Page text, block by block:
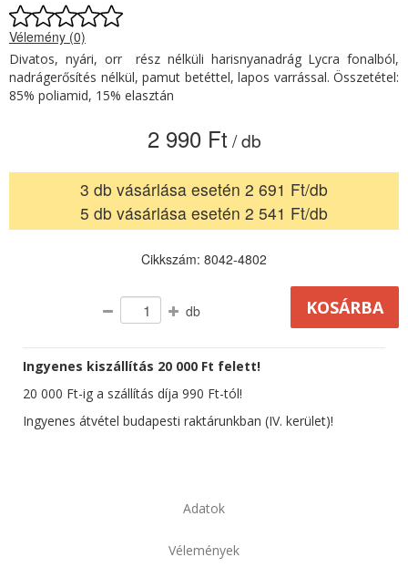
Vélemény (0)
Divatos, nyári, orr rész nélküli harisnyanadrág Lycra fonalból,
nadrágerősítés nélkül, pamut betéttel, lapos varrással. Összetétel:
85% poliamid, 15% elasztán
2 990 Ft / db
3 db vásárlása esetén 2 691 Ft/db
5 db vásárlása esetén 2 541 Ft/db
Cikkszám: 8042-4802
db
Ingyenes kiszállítás 20 000 Ft felett!
20 000 Ft-ig a szállítás díja 990 Ft-tól!
Ingyenes átvétel budapesti raktárunkban (IV. kerület)!
Adatok
Vélemények